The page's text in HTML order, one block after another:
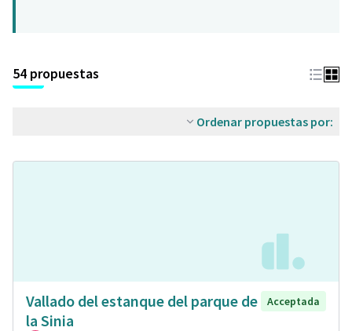
54 propuestas
Ordenar propuestas por:
Vallado del estanque del parque de
la Sinia
Acceptada